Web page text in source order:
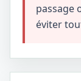
passage
éviter